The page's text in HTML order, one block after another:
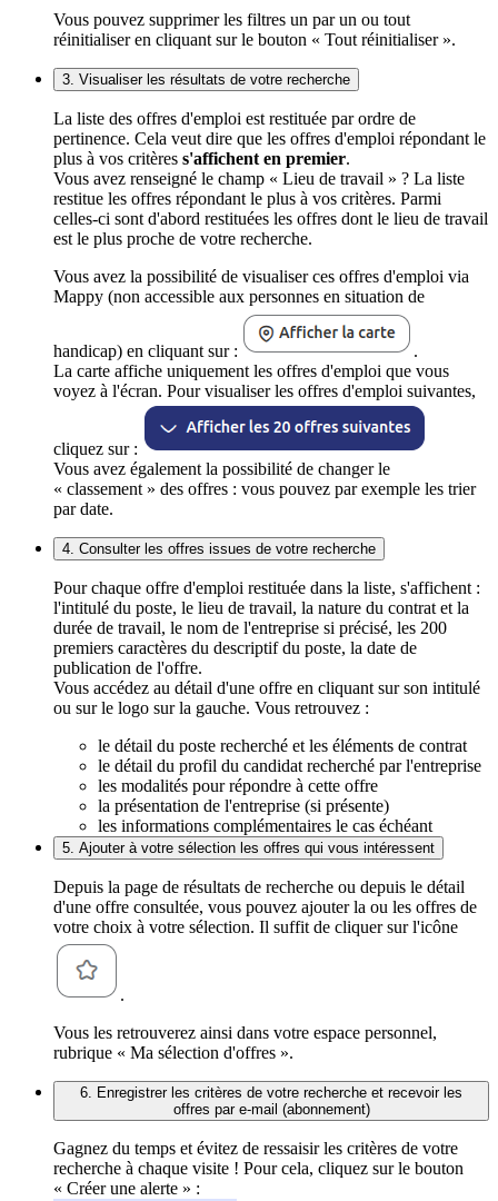
Vous pouvez supprimer les filtres un par un ou tout
réinitialiser en cliquant sur le bouton « Tout réinitialiser ».
3. Visualiser les résultats de votre recherche
La liste des offres d'emploi est restituée par ordre de
pertinence. Cela veut dire que les offres d'emploi répondant le
plus à vos critères s'affichent en premier.
Vous avez renseigné le champ « Lieu de travail » ? La liste
restitue les offres répondant le plus à vos critères. Parmi
celles-ci sont d'abord restituées les offres dont le lieu de travail
est le plus proche de votre recherche.
Vous avez la possibilité de visualiser ces offres d'emploi via
Mappy (non accessible aux personnes en situation de
handicap) en cliquant sur :
.
La carte affiche uniquement les offres d'emploi que vous
voyez à l'écran. Pour visualiser les offres d'emploi suivantes,
cliquez sur :
Vous avez également la possibilité de changer le
« classement » des offres : vous pouvez par exemple les trier
par date.
4. Consulter les offres issues de votre recherche
Pour chaque offre d'emploi restituée dans la liste, s'affichent :
l'intitulé du poste, le lieu de travail, la nature du contrat et la
durée de travail, le nom de l'entreprise si précisé, les 200
premiers caractères du descriptif du poste, la date de
publication de l'offre.
Vous accédez au détail d'une offre en cliquant sur son intitulé
ou sur le logo sur la gauche. Vous retrouvez :
le détail du poste recherché et les éléments de contrat
le détail du profil du candidat recherché par l'entreprise
les modalités pour répondre à cette offre
la présentation de l'entreprise (si présente)
les informations complémentaires le cas échéant
5. Ajouter à votre sélection les offres qui vous intéressent
Depuis la page de résultats de recherche ou depuis le détail
d'une offre consultée, vous pouvez ajouter la ou les offres de
votre choix à votre sélection. Il suffit de cliquer sur l'icône
.
Vous les retrouverez ainsi dans votre espace personnel,
rubrique « Ma sélection d'offres ».
6. Enregistrer les critères de votre recherche et recevoir les
offres par e-mail (abonnement)
Gagnez du temps et évitez de ressaisir les critères de votre
recherche à chaque visite ! Pour cela, cliquez sur le bouton
« Créer une alerte » :